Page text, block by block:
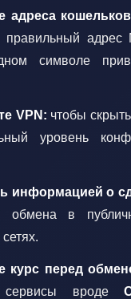
адреса
правильный адрес
символе
VPN: чтобы
уровень
информацией о
обмена в
курс перед
сервисы вроде